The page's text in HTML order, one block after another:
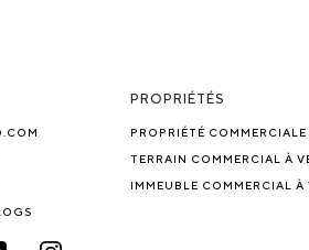
PROPRIÉTÉS
PROPRIÉTÉ COMMERCIALE
TERRAIN COMMERCIAL À
IMMEUBLE COMMERCIAL À